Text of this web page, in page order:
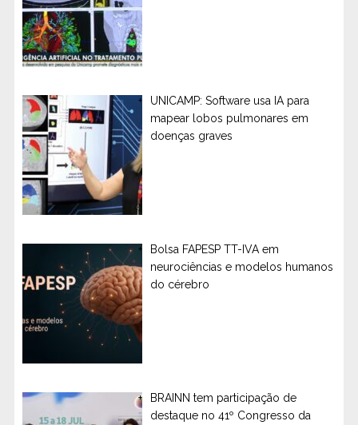
UNICAMP: Software usa IA para
mapear lobos pulmonares em
doenças graves
Bolsa FAPESP TT-IVA em
neurociências e modelos humanos
do cérebro
BRAINN tem participação de
destaque no 41º Congresso da